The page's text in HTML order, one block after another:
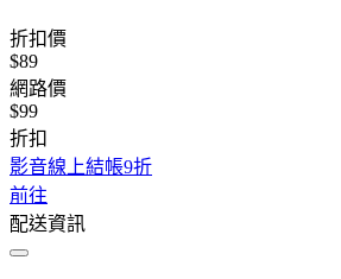
折扣價
$89
網路價
$99
折扣
影音線上結帳9折
前往
配送資訊